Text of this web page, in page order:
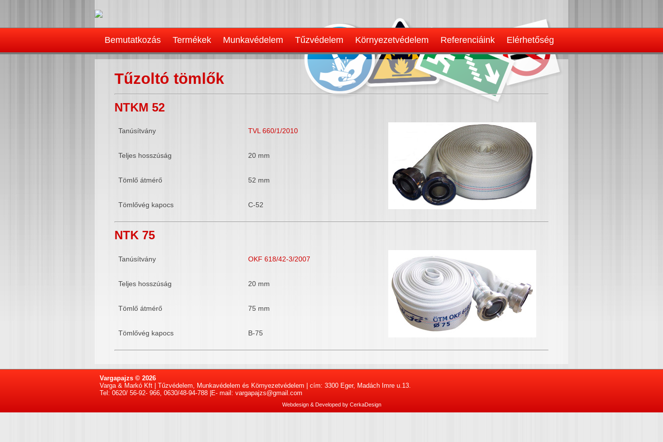
Bemutatkozás Termékek Munkavédelem Tűzvédelem Környezetvédelem Referenciáink Elérhetőség
Tűzoltó tömlők
NTKM 52
Tanúsítvány TVL 660/1/2010
Teljes hosszúság 20 mm
Tömlő átmérő 52 mm
Tömlővég kapocs C-52
NTK 75
Tanúsítvány OKF 618/42-3/2007
Teljes hosszúság 20 mm
Tömlő átmérő 75 mm
Tömlővég kapocs B-75
Vargapajzs © 2026
Varga & Markó Kft | Tűzvédelem, Munkavédelem és Környezetvédelem | cím: 3300 Eger, Madách Imre u.13.
Tel: 0620/ 56-92- 966, 0630/48-94-788 |E- mail: vargapajzs@gmail.com
Webdesign & Developed by CerkaDesign